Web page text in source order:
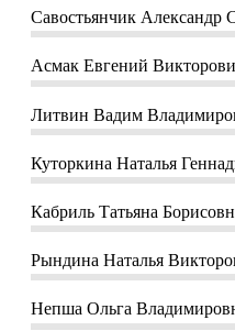
Савостьянчик Александр
Асмак Евгений
Литвин Вадим
Куторкина Наталья
Кабриль Татьяна
Рындина Наталья
Непша Ольга